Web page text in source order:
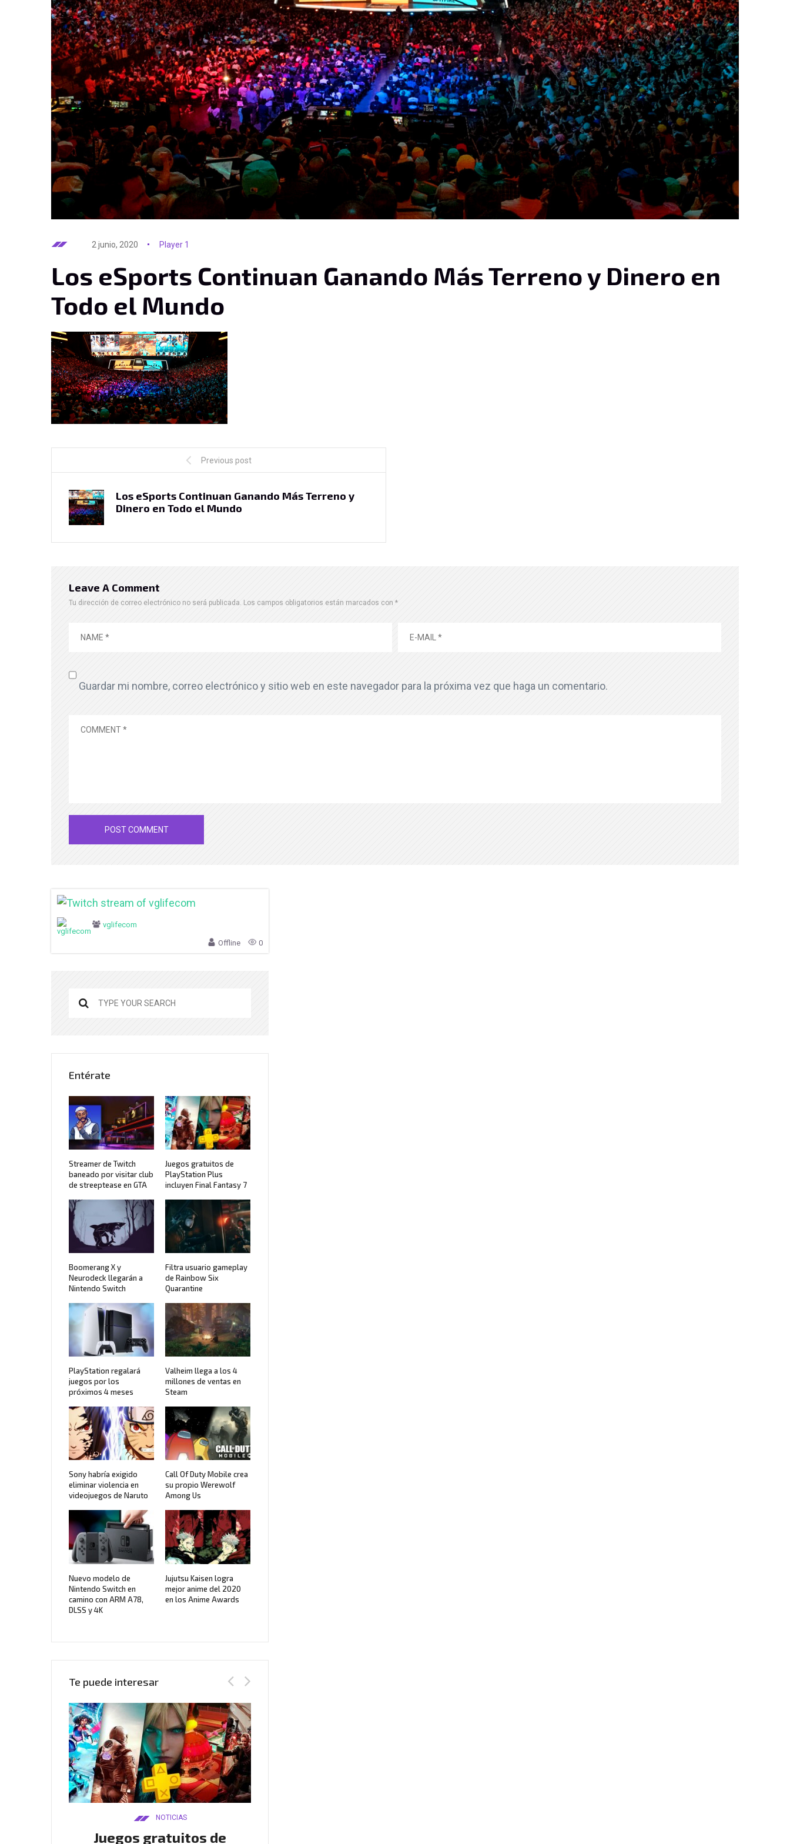
2 junio, 2020 Player 1
Los eSports Continuan Ganando Más Terreno y Dinero en
Todo el Mundo
Previous post
Los eSports Continuan Ganando Más Terreno y
Dinero en Todo el Mundo
Leave A Comment
Tu dirección de correo electrónico no será publicada. Los campos obligatorios están marcados con *
Guardar mi nombre, correo electrónico y sitio web en este navegador para la próxima vez que haga un comentario.
vglifecom
Offline 0
Entérate
Streamer de Twitch
baneado por visitar club
de streeptease en GTA
Juegos gratuitos de
PlayStation Plus
incluyen Final Fantasy 7
Boomerang X y
Neurodeck llegarán a
Nintendo Switch
Filtra usuario gameplay
de Rainbow Six
Quarantine
PlayStation regalará
juegos por los
próximos 4 meses
Valheim llega a los 4
millones de ventas en
Steam
Sony habría exigido
eliminar violencia en
videojuegos de Naruto
Call Of Duty Mobile crea
su propio Werewolf
Among Us
Nuevo modelo de
Nintendo Switch en
camino con ARM A78,
DLSS y 4K
Jujutsu Kaisen logra
mejor anime del 2020
en los Anime Awards
Te puede interesar
NOTICIAS
Juegos gratuitos de